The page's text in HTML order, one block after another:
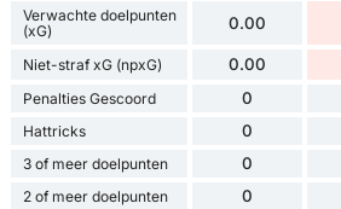
Verwachte doelpunten
(xG)
0.00
Niet-straf xG (npxG) 0.00
Penalties Gescoord 0
Hattricks 0
3 of meer doelpunten 0
2 of meer doelpunten 0